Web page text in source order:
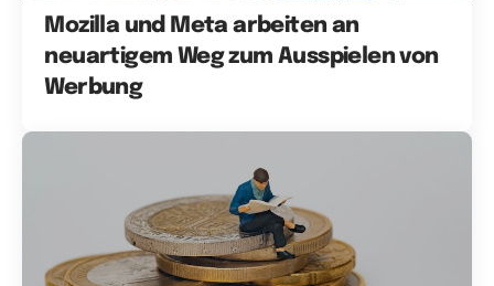
Mozilla und Meta arbeiten an
neuartigem Weg zum Ausspielen von
Werbung